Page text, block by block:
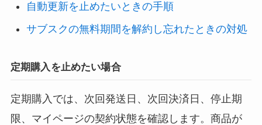
自動更新を止めたいときの手順
サブスクの無料期間を解約し忘れたときの対処
定期購入を止めたい場合
定期購入では、次回発送日、次回決済日、停止期
限、マイページの契約状態を確認します。商品が